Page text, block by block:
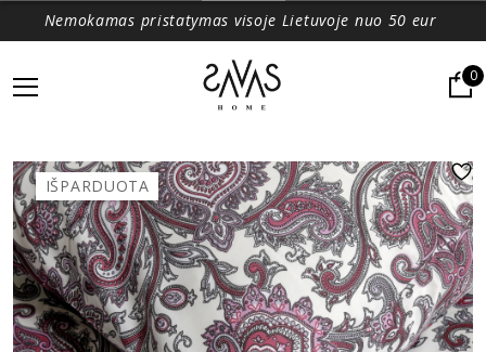
Nemokamas pristatymas visoje Lietuvoje nuo 50 eur
0
IŠPARDUOTA